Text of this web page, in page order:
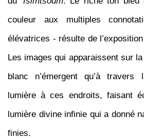
couleur aux multiples
élévatrices - résulte de
Les images qui apparaissent sur
blanc n’émergent qu’à
lumière à ces endroits, faisant
lumière divine infinie qui a donné
finies.